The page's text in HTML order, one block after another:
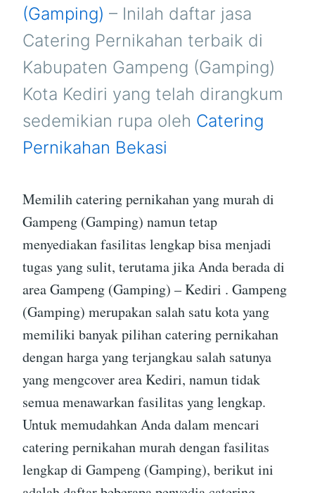
(GAMPING)
KEDIRI
(Gamping) – Inilah daftar jasa
Catering Pernikahan terbaik di
Kabupaten Gampeng (Gamping)
Kota Kediri yang telah dirangkum
sedemikian rupa oleh Catering
Pernikahan Bekasi
Memilih catering pernikahan yang murah di
Gampeng (Gamping) namun tetap
menyediakan fasilitas lengkap bisa menjadi
tugas yang sulit, terutama jika Anda berada di
area Gampeng (Gamping) – Kediri . Gampeng
(Gamping) merupakan salah satu kota yang
memiliki banyak pilihan catering pernikahan
dengan harga yang terjangkau salah satunya
yang mengcover area Kediri, namun tidak
semua menawarkan fasilitas yang lengkap.
Untuk memudahkan Anda dalam mencari
catering pernikahan murah dengan fasilitas
lengkap di Gampeng (Gamping), berikut ini